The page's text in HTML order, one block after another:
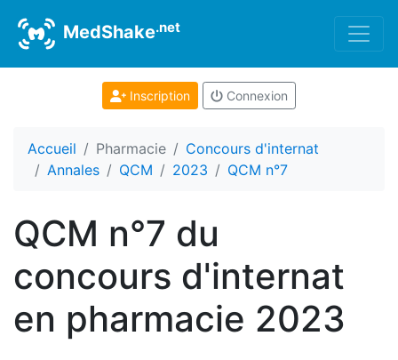
MedShake.net
Inscription Connexion
Accueil Pharmacie
Concours d'internat
Annales
QCM 2023 QCM n°7
QCM n°7 du
concours d'internat
en pharmacie 2023